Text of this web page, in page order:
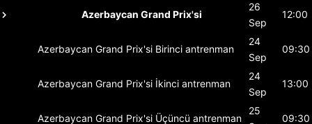
Azerbaycan Grand Prix'si
26
Sep
12:00
Azerbaycan Grand Prix'si Birinci antrenman
24
Sep
09:30
Azerbaycan Grand Prix'si İkinci antrenman
24
Sep
13:00
Azerbaycan Grand Prix'si Üçüncü antrenman
25
09:30